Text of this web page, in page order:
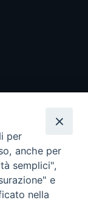
riservati - Vita
per
anche per
semplici",
e
nella